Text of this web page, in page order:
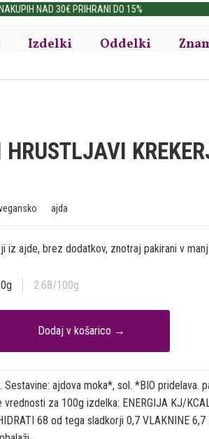
NAD 30€ PRIHRANI DO 15%
Izdelki Oddelki
ajda
iz ajde, brez dodatkov, znotraj pakirani v
g 2.68/100g
Sestavine: ajdova moka*, sol. *BIO pridelava.
vrednosti za 100g izdelka: ENERGIJA KJ/
68 od tega sladkorji 0,7 VLAKNINE